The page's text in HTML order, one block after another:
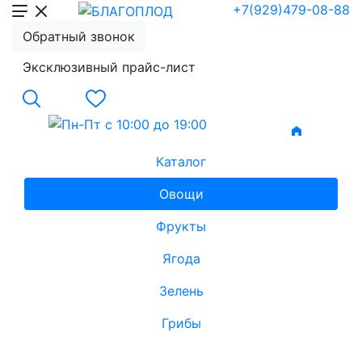
+7(929)479-08-88
Обратный звонок
Эксклюзивный прайс-лист
Каталог
Овощи
Фрукты
Ягода
Зелень
Грибы